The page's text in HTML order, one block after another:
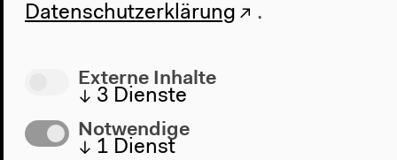
Datenschutzerklärung
.
Externe Inhalte
↓ 3 Dienste
Notwendige
↓ 1 Dienst